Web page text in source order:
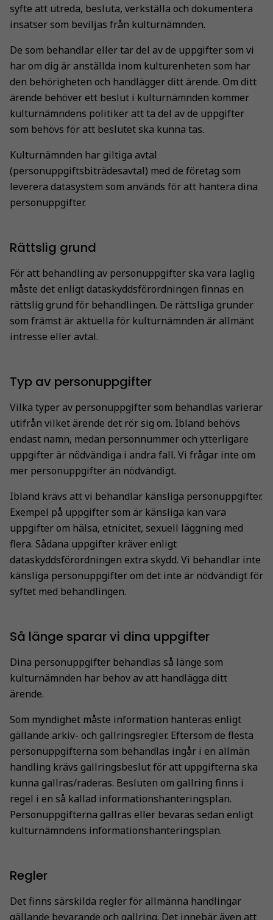
syfte att utreda, besluta, verkställa och dokumentera
insatser som beviljas från kulturnämnden.
De som behandlar eller tar del av de uppgifter som vi
har om dig är anställda inom kulturenheten som har
den behörigheten och handlägger ditt ärende. Om ditt
ärende behöver ett beslut i kulturnämnden kommer
kulturnämndens politiker att ta del av de uppgifter
som behövs för att beslutet ska kunna tas.
Kulturnämnden har giltiga avtal
(personuppgiftsbiträdesavtal) med de företag som
leverera datasystem som används för att hantera dina
personuppgifter.
Rättslig grund
För att behandling av personuppgifter ska vara laglig
måste det enligt dataskyddsförordningen finnas en
rättslig grund för behandlingen. De rättsliga grunder
som främst är aktuella för kulturnämnden är allmänt
intresse eller avtal.
Typ av personuppgifter
Vilka typer av personuppgifter som behandlas varierar
utifrån vilket ärende det rör sig om. Ibland behövs
endast namn, medan personnummer och ytterligare
uppgifter är nödvändiga i andra fall. Vi frågar inte om
mer personuppgifter än nödvändigt.
Ibland krävs att vi behandlar känsliga personuppgifter.
Exempel på uppgifter som är känsliga kan vara
uppgifter om hälsa, etnicitet, sexuell läggning med
flera. Sådana uppgifter kräver enligt
dataskyddsförordningen extra skydd. Vi behandlar inte
känsliga personuppgifter om det inte är nödvändigt för
syftet med behandlingen.
Så länge sparar vi dina uppgifter
Dina personuppgifter behandlas så länge som
kulturnämnden har behov av att handlägga ditt
ärende.
Som myndighet måste information hanteras enligt
gällande arkiv- och gallringsregler. Eftersom de flesta
personuppgifterna som behandlas ingår i en allmän
handling krävs gallringsbeslut för att uppgifterna ska
kunna gallras/raderas. Besluten om gallring finns i
regel i en så kallad informationshanteringsplan.
Personuppgifterna gallras eller bevaras sedan enligt
kulturnämndens informationshanteringsplan.
Regler
Det finns särskilda regler för allmänna handlingar
gällande bevarande och gallring. Det innebär även att